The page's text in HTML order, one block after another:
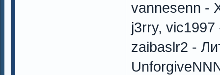
vannesenn -
j3rry,
zaibaslr2 -